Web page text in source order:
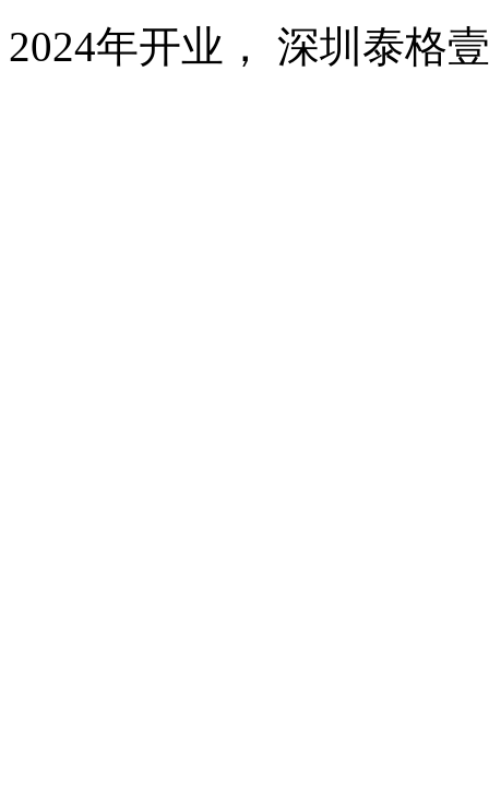
2024年开业， 深圳泰